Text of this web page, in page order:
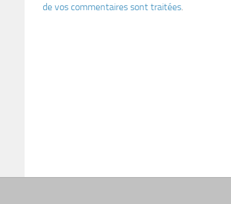
de vos commentaires sont traitées